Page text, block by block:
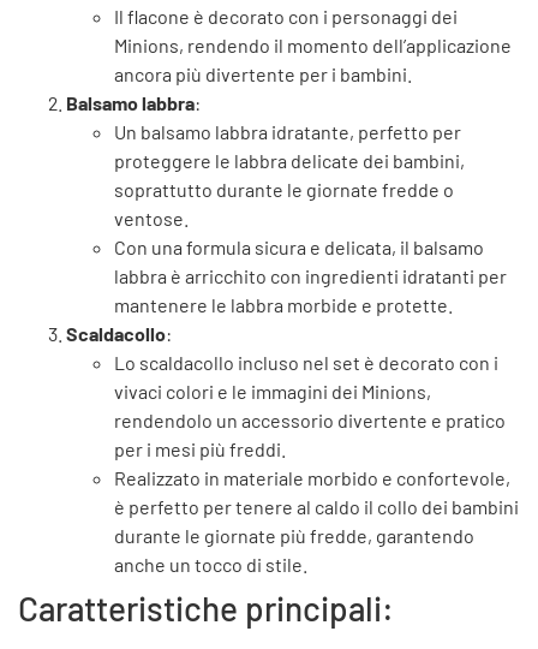
Il flacone è decorato con i personaggi dei
Minions, rendendo il momento dell’applicazione
ancora più divertente per i bambini.
Balsamo labbra:
Un balsamo labbra idratante, perfetto per
proteggere le labbra delicate dei bambini,
soprattutto durante le giornate fredde o
ventose.
Con una formula sicura e delicata, il balsamo
labbra è arricchito con ingredienti idratanti per
mantenere le labbra morbide e protette.
Scaldacollo:
Lo scaldacollo incluso nel set è decorato con i
vivaci colori e le immagini dei Minions,
rendendolo un accessorio divertente e pratico
per i mesi più freddi.
Realizzato in materiale morbido e confortevole,
è perfetto per tenere al caldo il collo dei bambini
durante le giornate più fredde, garantendo
anche un tocco di stile.
Caratteristiche principali: